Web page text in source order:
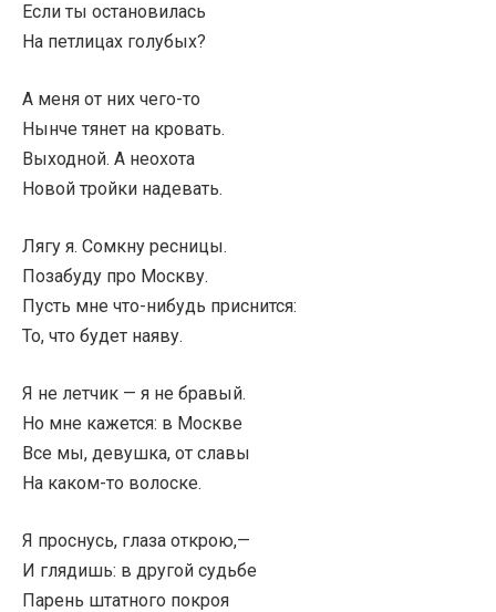
Если ты остановилась
На петлицах голубых?
А меня от них чего-то
Нынче тянет на кровать.
Выходной. А неохота
Новой тройки надевать.
Лягу я. Сомкну ресницы.
Позабуду про Москву.
Пусть мне что-нибудь приснится:
То, что будет наяву.
Я не летчик — я не бравый.
Но мне кажется: в Москве
Все мы, девушка, от славы
На каком-то волоске.
Я проснусь, глаза открою,—
И глядишь: в другой судьбе
Парень штатного покроя